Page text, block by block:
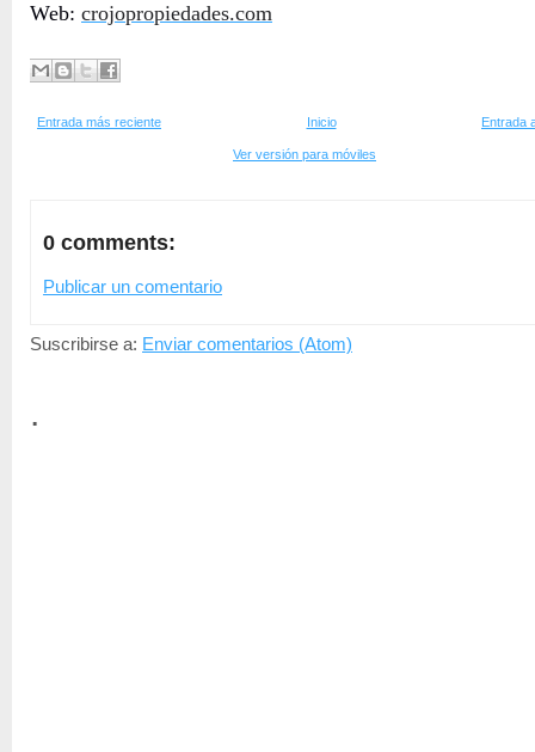
Web: crojopropiedades.com
Entrada más reciente Entrada
Inicio
Ver versión para móviles
0 comments:
Publicar un comentario
Suscribirse a: Enviar comentarios (Atom)
.